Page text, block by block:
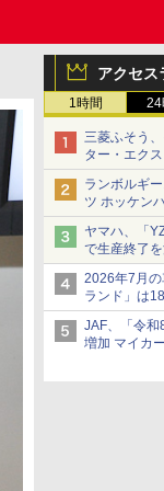
アクセス
1時間 24
三菱ふそう
ター・エク
ックベース
ランボルギ
ツ ホッケン
記録
ヤマハ、「
で生産終了
2026年7月
ランド」は
は2591台で
JAF、「令和
増加 マイカ